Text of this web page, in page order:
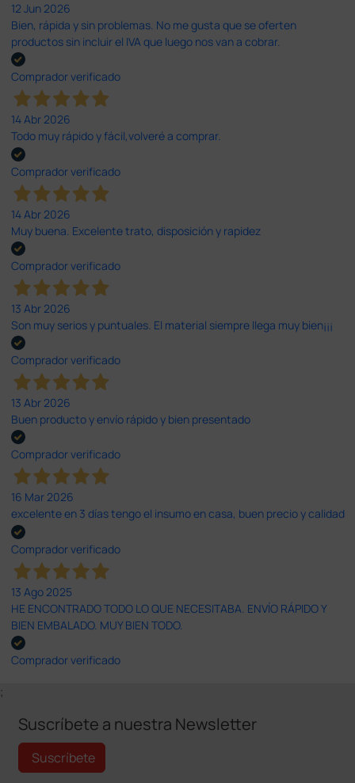
12 Jun 2026
Bien, rápida y sin problemas. No me gusta que se oferten
productos sin incluir el IVA que luego nos van a cobrar.
Comprador verificado
14 Abr 2026
Todo muy rápido y fácil,volveré a comprar.
Comprador verificado
14 Abr 2026
Muy buena. Excelente trato, disposición y rapidez
Comprador verificado
13 Abr 2026
Son muy serios y puntuales. El material siempre llega muy bien¡¡¡
Comprador verificado
13 Abr 2026
Buen producto y envío rápido y bien presentado
Comprador verificado
16 Mar 2026
excelente en 3 días tengo el insumo en casa, buen precio y calidad
Comprador verificado
13 Ago 2025
HE ENCONTRADO TODO LO QUE NECESITABA. ENVÍO RÁPIDO Y
BIEN EMBALADO. MUY BIEN TODO.
Comprador verificado
;
Suscríbete a nuestra Newsletter
Suscríbete